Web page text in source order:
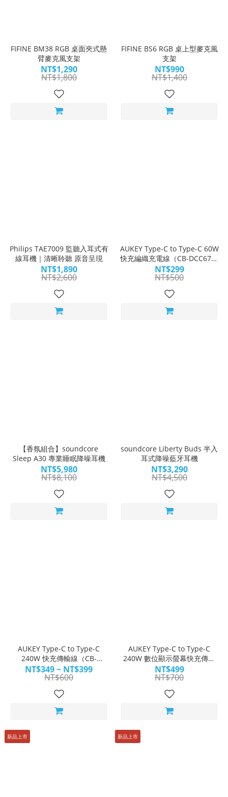
FIFINE BM38 RGB 桌面夾式懸
臂麥克風支架
NT$1,290
NT$1,800
FIFINE BS6 RGB 桌上型麥克風
支架
NT$990
NT$1,400
Philips TAE7009 監聽入耳式有
線耳機｜清晰聆聽 原音呈現
NT$1,890
NT$2,600
AUKEY Type-C to Type-C 60W
快充編織充電線（CB-DCC67／
CB-DCC68）
NT$299
NT$500
【香氛組合】soundcore
Sleep A30 專業睡眠降噪耳機
NT$5,980
NT$8,100
soundcore Liberty Buds 半入
耳式降噪藍牙耳機
NT$3,290
NT$4,500
AUKEY Type-C to Type-C
240W 快充傳輸線（CB-
GCC241/CB-GCC242）
NT$349 ~ NT$399
NT$600
AUKEY Type-C to Type-C
240W 數位顯示螢幕快充傳輸
線（CB-DCC244）
NT$499
NT$700
新品上市 新品上市